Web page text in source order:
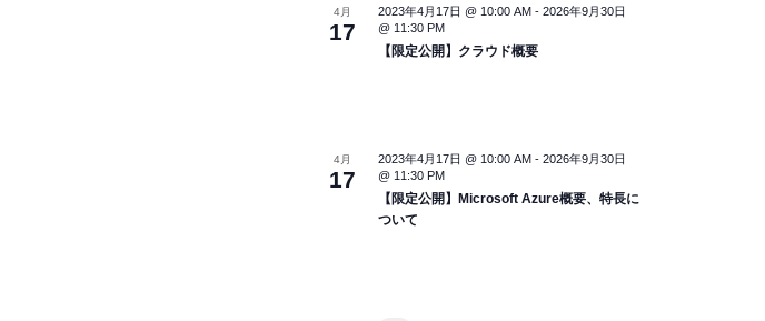
4月
17
2023年4月17日 @ 10:00 AM -2026年9月30日
@ 11:30 PM
【限定公開】クラウド概要
4月
17
2023年4月17日 @ 10:00 AM -2026年9月30日
@ 11:30 PM
【限定公開】Microsoft Azure概要、特長に
ついて